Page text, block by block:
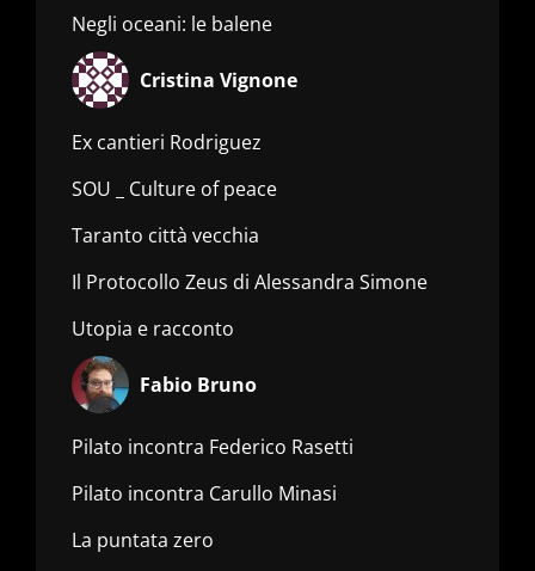
Negli oceani: le balene
Cristina Vignone
Ex cantieri Rodriguez
SOU _ Culture of peace
Taranto città vecchia
Il Protocollo Zeus di Alessandra Simone
Utopia e racconto
Fabio Bruno
Pilato incontra Federico Rasetti
Pilato incontra Carullo Minasi
La puntata zero